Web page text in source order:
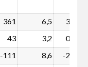
361 6,5 3,4
43 3,2 0,2
-111 8,6 -2,0